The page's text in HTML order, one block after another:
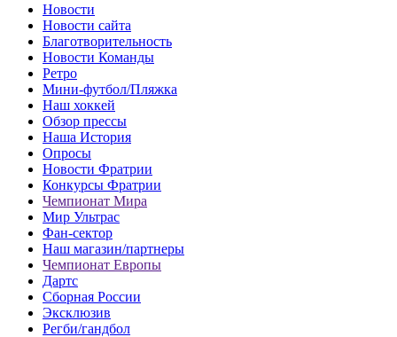
Новости
Новости сайта
Благотворительность
Новости Команды
Ретро
Мини-футбол/Пляжка
Наш хоккей
Обзор прессы
Наша История
Опросы
Новости Фратрии
Конкурсы Фратрии
Чемпионат Мира
Мир Ультрас
Фан-cектор
Наш магазин/партнеры
Чемпионат Европы
Дартс
Сборная России
Эксклюзив
Регби/гандбол